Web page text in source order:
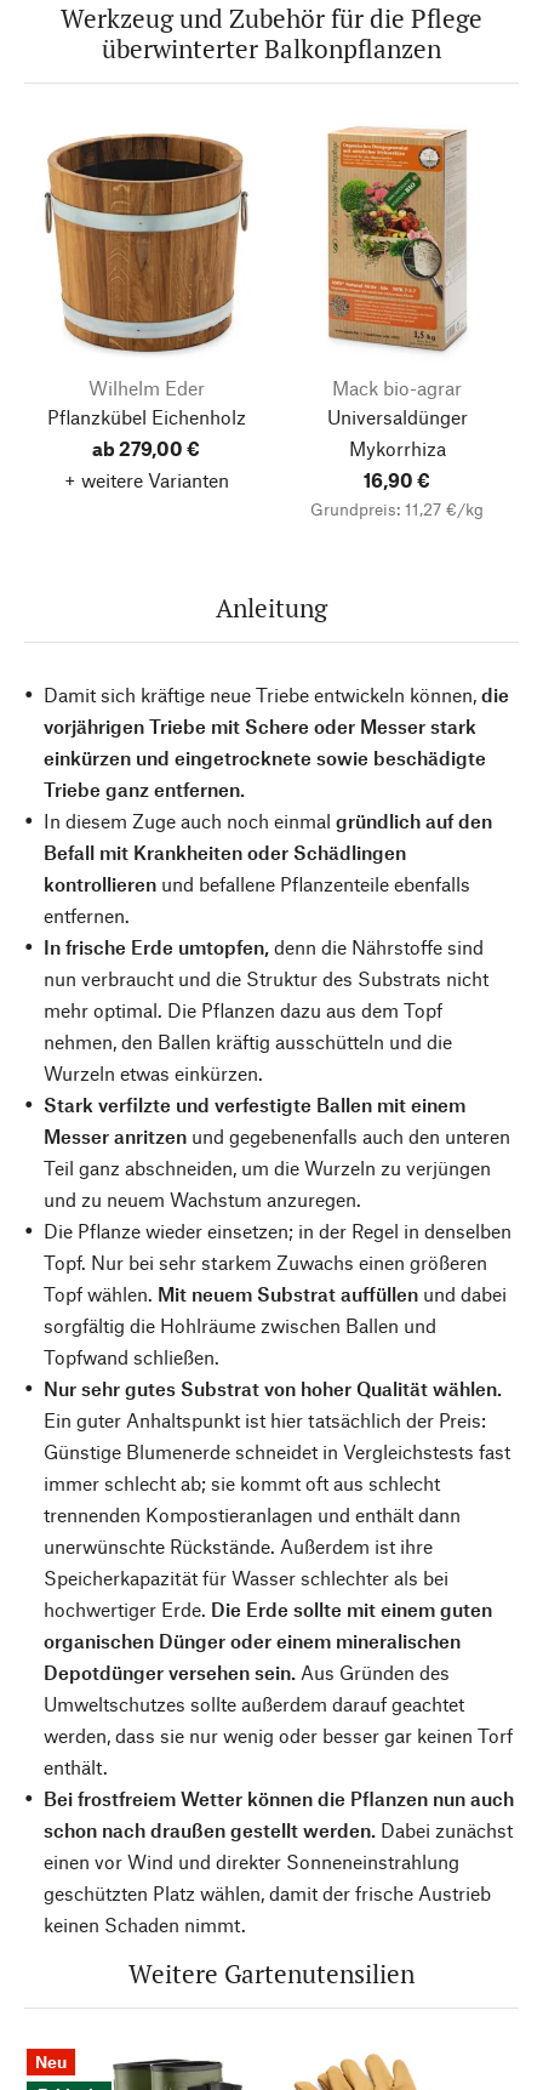
Werkzeug und Zubehör für die Pflege
überwinterter Balkonpflanzen
Wilhelm Eder
Pflanzkübel Eichenholz
ab 279,00 €
+ weitere Varianten
Mack bio-agrar
Universaldünger
Mykorrhiza
16,90 €
Grundpreis: 11,27 €/kg
Anleitung
Damit sich kräftige neue Triebe entwickeln können, die
vorjährigen Triebe mit Schere oder Messer stark
einkürzen und eingetrocknete sowie beschädigte
Triebe ganz entfernen.
In diesem Zuge auch noch einmal gründlich auf den
Befall mit Krankheiten oder Schädlingen
kontrollieren und befallene Pflanzenteile ebenfalls
entfernen.
In frische Erde umtopfen, denn die Nährstoffe sind
nun verbraucht und die Struktur des Substrats nicht
mehr optimal. Die Pflanzen dazu aus dem Topf
nehmen, den Ballen kräftig ausschütteln und die
Wurzeln etwas einkürzen.
Stark verfilzte und verfestigte Ballen mit einem
Messer anritzen und gegebenenfalls auch den unteren
Teil ganz abschneiden, um die Wurzeln zu verjüngen
und zu neuem Wachstum anzuregen.
Die Pflanze wieder einsetzen; in der Regel in denselben
Topf. Nur bei sehr starkem Zuwachs einen größeren
Topf wählen. Mit neuem Substrat auffüllen und dabei
sorgfältig die Hohlräume zwischen Ballen und
Topfwand schließen.
Nur sehr gutes Substrat von hoher Qualität wählen.
Ein guter Anhaltspunkt ist hier tatsächlich der Preis:
Günstige Blumenerde schneidet in Vergleichstests fast
immer schlecht ab; sie kommt oft aus schlecht
trennenden Kompostieranlagen und enthält dann
unerwünschte Rückstände. Außerdem ist ihre
Speicherkapazität für Wasser schlechter als bei
hochwertiger Erde. Die Erde sollte mit einem guten
organischen Dünger oder einem mineralischen
Depotdünger versehen sein. Aus Gründen des
Umweltschutzes sollte außerdem darauf geachtet
werden, dass sie nur wenig oder besser gar keinen Torf
enthält.
Bei frostfreiem Wetter können die Pflanzen nun auch
schon nach draußen gestellt werden. Dabei zunächst
einen vor Wind und direkter Sonneneinstrahlung
geschützten Platz wählen, damit der frische Austrieb
keinen Schaden nimmt.
Weitere Gartenutensilien
Neu